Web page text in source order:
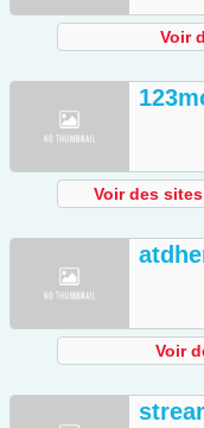
Voir
Voir des
Voir